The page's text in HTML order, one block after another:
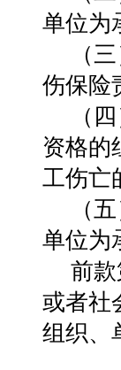
单位为
（
伤保险
（
资格的
工伤亡
（
单位为
前
或者社
组织、